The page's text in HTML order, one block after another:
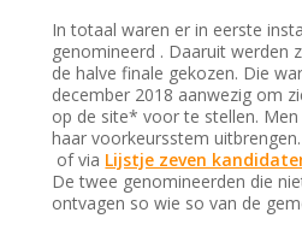
In totaal waren er in eerste
genomineerd . Daaruit werden
de halve finale gekozen. Die
december 2018 aanwezig om
op de site* voor te stellen.
haar voorkeursstem
of via Lijstje zeven
De twee genomineerden die
ontvagen so wie so van de